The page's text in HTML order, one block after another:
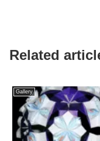
Related
Gallery